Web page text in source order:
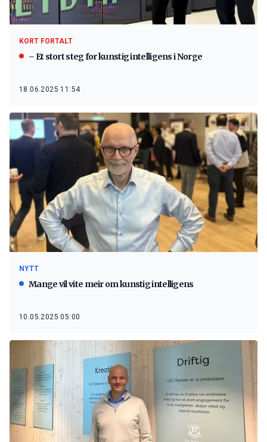
KORT FORTALT
– Et stort steg for kunstig intelligens i Norge
18.06.2025 11:54
NYTT
Mange vil vite meir om kunstig intelligens
10.05.2025 05:00